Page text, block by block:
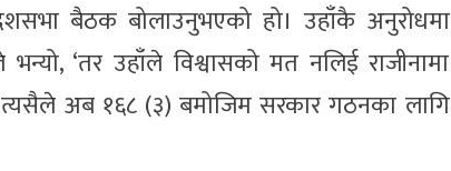
बैठक बोलाउनुभएको हो। उहाँकै अनुरोधमा
‘तर उहाँले विश्वासको मत नलिई राजीनामा
त्यसैले अब १६८ (३) बमोजिम सरकार गठनका लागि